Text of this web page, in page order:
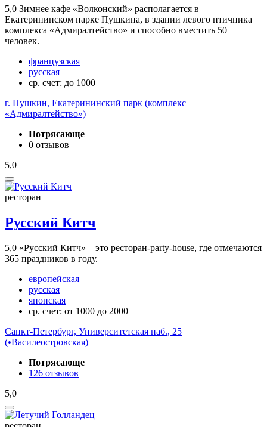
5,0 Зимнее кафе «Волконский» располагается в
Екатерининском парке Пушкина, в здании левого птичника
комплекса «Адмиралтейство» и способно вместить 50
человек.
французская
русская
ср. счет: до 1000
г. Пушкин, Екатерининский парк (комплекс
«Адмиралтейство»)
Потрясающе
0 отзывов
5,0
ресторан
Русский Китч
5,0 «Русский Китч» – это ресторан-party-house, где отмечаются
365 праздников в году.
европейская
русская
японская
ср. счет: от 1000 до 2000
Санкт-Петербург, Университетская наб., 25
(•Василеостровская)
Потрясающе
126 отзывов
5,0